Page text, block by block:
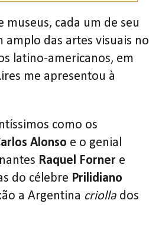
cada um de seu
das artes visuais no
latino-americanos, em
me apresentou à
como os
Alonso e o genial
Raquel Forner e
do célebre Prilidiano
a Argentina criolla dos